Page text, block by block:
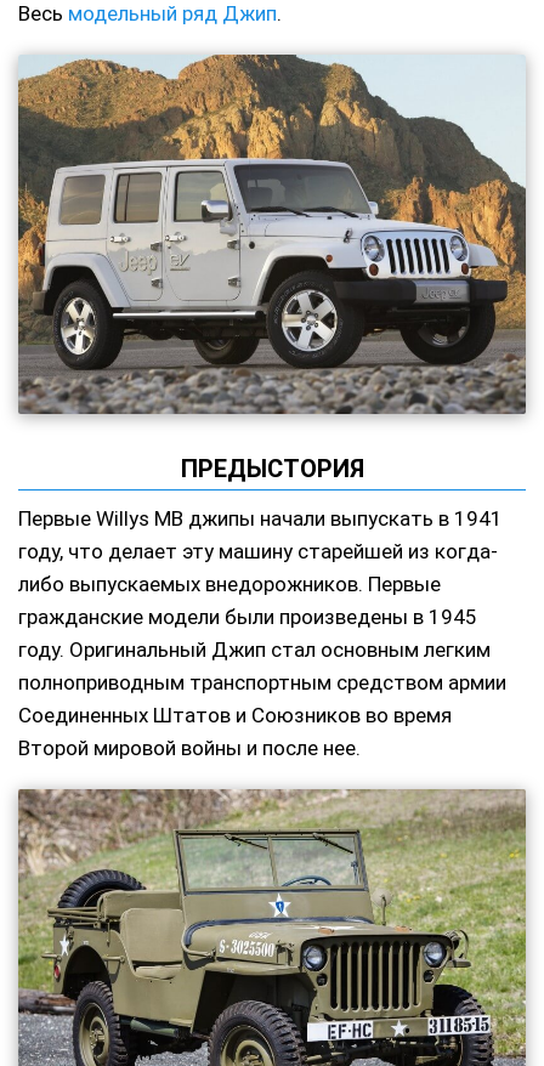
Весь модельный ряд Джип.
ПРЕДЫСТОРИЯ
Первые Willys MB джипы начали выпускать в 1941
году, что делает эту машину старейшей из когда-
либо выпускаемых внедорожников. Первые
гражданские модели были произведены в 1945
году. Оригинальный Джип стал основным легким
полноприводным транспортным средством армии
Соединенных Штатов и Союзников во время
Второй мировой войны и после нее.